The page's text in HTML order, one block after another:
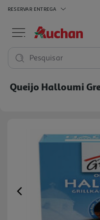
RESERVAR ENTREGA
Pesquisar
Queijo Halloumi
Previous